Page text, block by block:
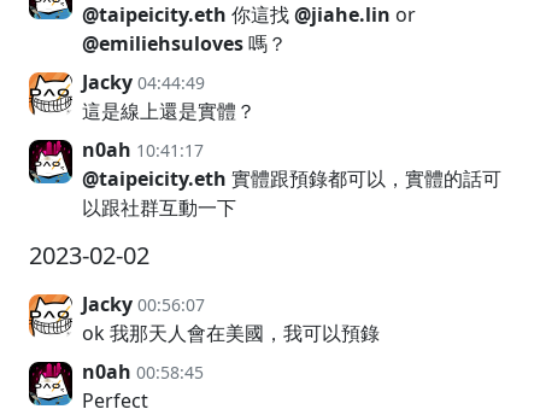
@taipeicity.eth 你這找@jiahe.lin or
@emiliehsuloves嗎？
Jacky 04:44:49
這是線上還是實體？
n0ah 10:41:17
@taipeicity.eth 實體跟預錄都可以，實體的話可
以跟社群互動一下
2023-02-02
Jacky 00:56:07
ok 我那天人會在美國，我可以預錄
n0ah 00:58:45
Perfect